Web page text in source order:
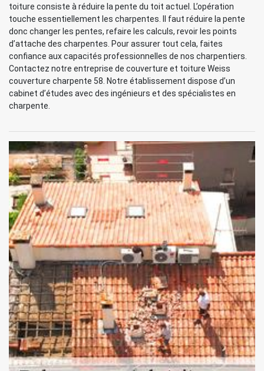
toiture consiste à réduire la pente du toit actuel. L’opération
touche essentiellement les charpentes. Il faut réduire la pente
donc changer les pentes, refaire les calculs, revoir les points
d’attache des charpentes. Pour assurer tout cela, faites
confiance aux capacités professionnelles de nos charpentiers.
Contactez notre entreprise de couverture et toiture Weiss
couverture charpente 58. Notre établissement dispose d’un
cabinet d’études avec des ingénieurs et des spécialistes en
charpente.